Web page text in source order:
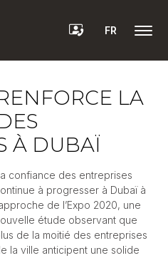
FR
LA
À DUBAÏ
confiance des entreprises
à progresser à Dubaï à
de l’Expo 2020, une
étude observant que
de la moitié des entreprises
la ville anticipent une solide